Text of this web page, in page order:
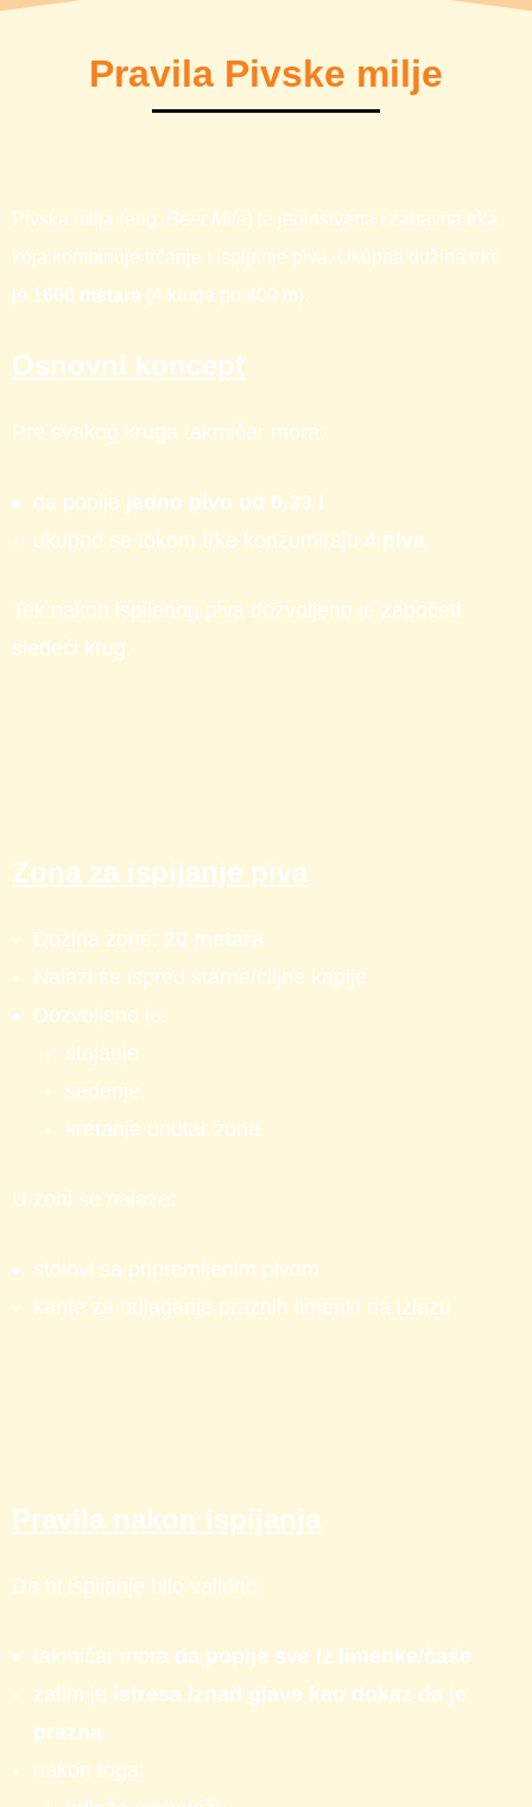
Pravila Pivske milje
Pivska milja (eng. Beer Mile) je jedinstvena i zabavna trka
koja kombinuje trčanje i ispijanje piva. Ukupna dužina trke
je 1600 metara (4 kruga po 400 m).
Osnovni koncept
Pre svakog kruga takmičar mora:
da popije jedno pivo od 0.33 l
ukupno se tokom trke konzumiraju 4 piva
Tek nakon ispijenog piva dozvoljeno je započeti
sledeći krug.
Zona za ispijanje piva
Dužina zone: 20 metara
Nalazi se ispred starne/ciljne kapije
Dozvoljeno je:
stajanje
sedenje
kretanje unutar zone
U zoni se nalaze:
stolovi sa pripremljenim pivom
kante za odlaganje praznih limenki na izlazu
Pravila nakon ispijanja
Da bi ispijanje bilo validno:
takmičar mora da popije sve iz limenke/čaše
zatim je istresa iznad glave kao dokaz da je
prazna
nakon toga: